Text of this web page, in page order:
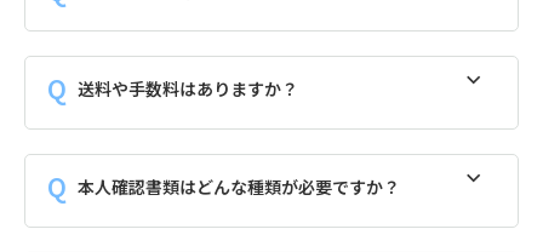
送料や手数料はありますか？
本人確認書類はどんな種類が必要ですか？